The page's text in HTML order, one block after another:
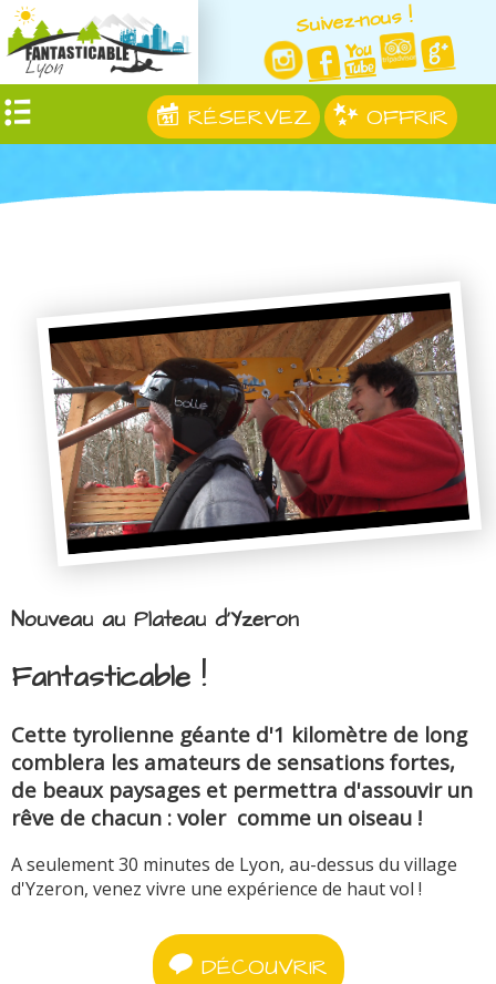
Suivez-nous !
RÉSERVEZ OFFRIR
Nouveau au Plateau d'Yzeron
Fantasticable !
Cette tyrolienne géante d'1 kilomètre de long
comblera les amateurs de sensations fortes,
de beaux paysages et permettra d'assouvir un
rêve de chacun : voler comme un oiseau !
A seulement 30 minutes de Lyon, au-dessus du village
d'Yzeron, venez vivre une expérience de haut vol !
DÉCOUVRIR